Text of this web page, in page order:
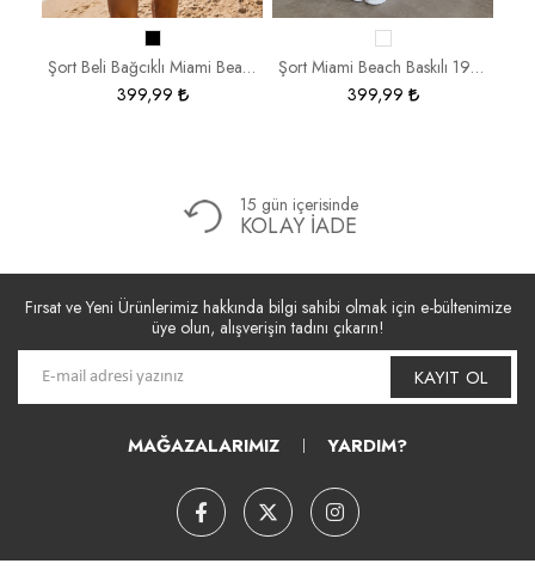
Şort Beli Bağcıklı Miami Beach Baskılı 19987
399,99
Şort Miami Beach Baskılı 19957
399,99
15 gün içerisinde
KOLAY İADE
Fırsat ve Yeni Ürünlerimiz hakkında bilgi sahibi olmak için e-bültenimize
üye olun, alışverişin tadını çıkarın!
KAYIT OL
MAĞAZALARIMIZ YARDIM?